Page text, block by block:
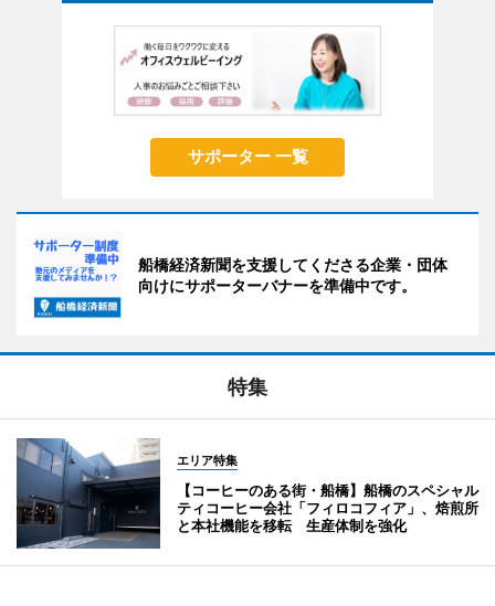
サポーター 一覧
船橋経済新聞を支援してくださる企業・団体
向けにサポーターバナーを準備中です。
特集
エリア特集
【コーヒーのある街・船橋】船橋のスペシャル
ティコーヒー会社「フィロコフィア」、焙煎所
と本社機能を移転 生産体制を強化